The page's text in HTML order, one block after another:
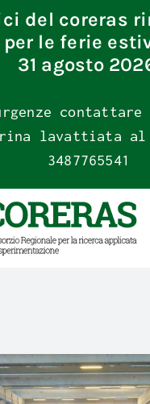
del coreras
le ferie
31 agosto
lavattiata al
3487765541